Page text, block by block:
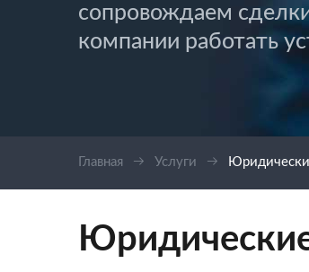
сопровождаем
компании работать
Главная Услуги